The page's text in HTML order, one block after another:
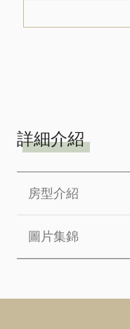
詳細介紹
房型介紹
圖片集錦